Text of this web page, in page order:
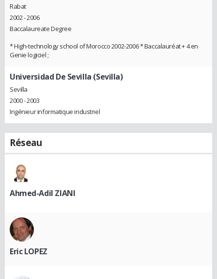
Rabat
2002 - 2006
Baccalaureate Degree
* High-technology school of Morocco 2002-2006 * Baccalauréat + 4 en
Genie logiciel ;
Universidad De Sevilla (Sevilla)
Sevilla
2000 - 2003
Ingénieur informatique industriel
Réseau
Ahmed-Adil ZIANI
Eric LOPEZ